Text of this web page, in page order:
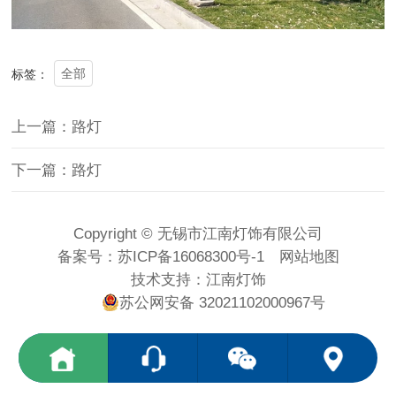
标签： 全部
上一篇：路灯
下一篇：路灯
Copyright © 无锡市江南灯饰有限公司
备案号： 苏ICP备16068300号-1
网站地图
技术支持： 江南灯饰
苏公网安备 32021102000967号